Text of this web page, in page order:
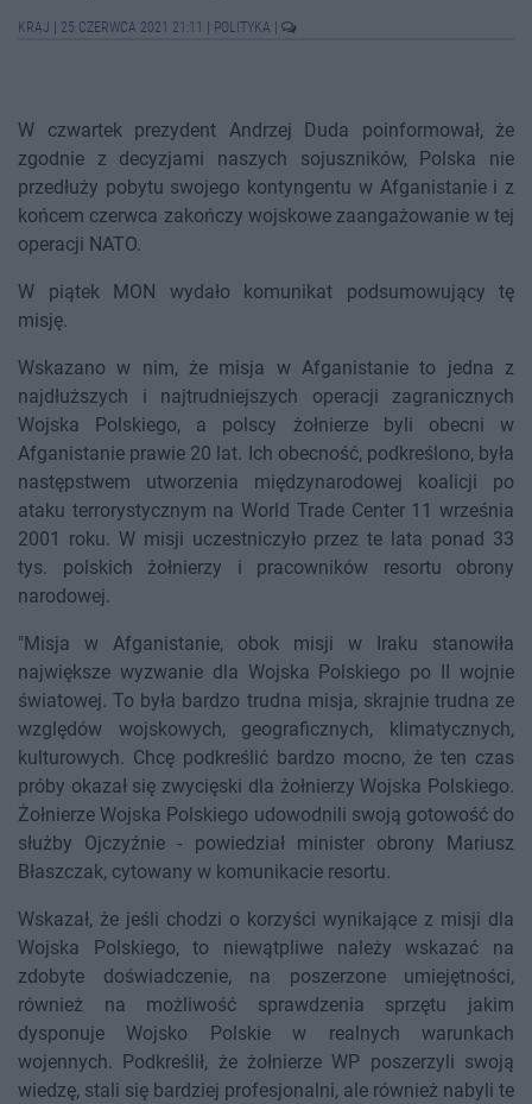
KRAJ 25 CZERWCA 2021 21:11 POLITYKA
W czwartek prezydent Andrzej Duda poinformował, że
zgodnie z decyzjami naszych sojuszników, Polska nie
przedłuży pobytu swojego kontyngentu w Afganistanie i z
końcem czerwca zakończy wojskowe zaangażowanie w tej
operacji NATO.
W piątek MON wydało komunikat podsumowujący tę
misję.
Wskazano w nim, że misja w Afganistanie to jedna z
najdłuższych i najtrudniejszych operacji zagranicznych
Wojska Polskiego, a polscy żołnierze byli obecni w
Afganistanie prawie 20 lat. Ich obecność, podkreślono, była
następstwem utworzenia międzynarodowej koalicji po
ataku terrorystycznym na World Trade Center 11 września
2001 roku. W misji uczestniczyło przez te lata ponad 33
tys. polskich żołnierzy i pracowników resortu obrony
narodowej.
"Misja w Afganistanie, obok misji w Iraku stanowiła
największe wyzwanie dla Wojska Polskiego po II wojnie
światowej. To była bardzo trudna misja, skrajnie trudna ze
względów wojskowych, geograficznych, klimatycznych,
kulturowych. Chcę podkreślić bardzo mocno, że ten czas
próby okazał się zwycięski dla żołnierzy Wojska Polskiego.
Żołnierze Wojska Polskiego udowodnili swoją gotowość do
służby Ojczyźnie - powiedział minister obrony Mariusz
Błaszczak, cytowany w komunikacie resortu.
Wskazał, że jeśli chodzi o korzyści wynikające z misji dla
Wojska Polskiego, to niewątpliwe należy wskazać na
zdobyte doświadczenie, na poszerzone umiejętności,
również na możliwość sprawdzenia sprzętu jakim
dysponuje Wojsko Polskie w realnych warunkach
wojennych. Podkreślił, że żołnierze WP poszerzyli swoją
wiedzę, stali się bardziej profesjonalni, ale również nabyli te